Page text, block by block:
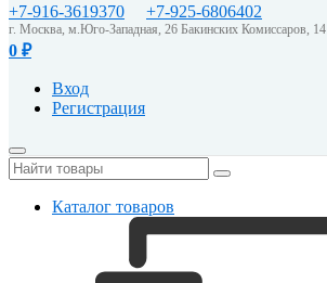
+7-916-3619370 +7-925-6806402
г. Москва, м.Юго-Западная, 26 Бакинских Комиссаров, 14
0 ₽
Вход
Регистрация
Каталог товаров